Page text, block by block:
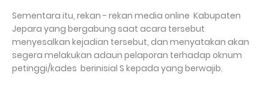
Sementara itu, rekan - rekan media online Kabupaten
Jepara yang bergabung saat acara tersebut
menyesalkan kejadian tersebut, dan menyatakan akan
segera melakukan adaun pelaporan terhadap oknum
petinggi/kades berinisial S kepada yang berwajib.